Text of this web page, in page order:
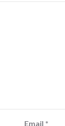
Email *